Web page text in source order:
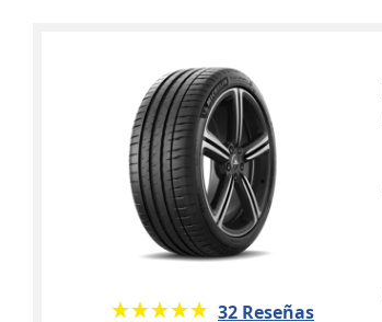
★★★★★
☆☆☆☆☆ 32 Reseñas